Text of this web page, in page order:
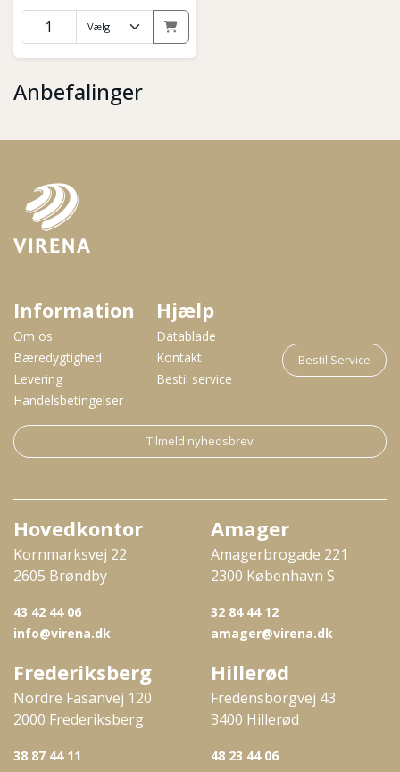
Anbefalinger
Information
Om os
Bæredygtighed
Levering
Handelsbetingelser
Hjælp
Datablade
Kontakt
Bestil service
Bestil Service
Tilmeld nyhedsbrev
Hovedkontor
Kornmarksvej 22
2605 Brøndby
43 42 44 06
info@virena.dk
Amager
Amagerbrogade 221
2300 København S
32 84 44 12
amager@virena.dk
Frederiksberg
Nordre Fasanvej 120
2000 Frederiksberg
38 87 44 11
Hillerød
Fredensborgvej 43
3400 Hillerød
48 23 44 06